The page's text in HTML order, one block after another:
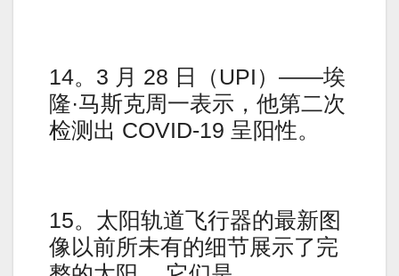
14。3 月 28 日（UPI）——埃
隆·马斯克周一表示，他第二次
检测出 COVID-19 呈阳性。
15。太阳轨道飞行器的最新图
像以前所未有的细节展示了完